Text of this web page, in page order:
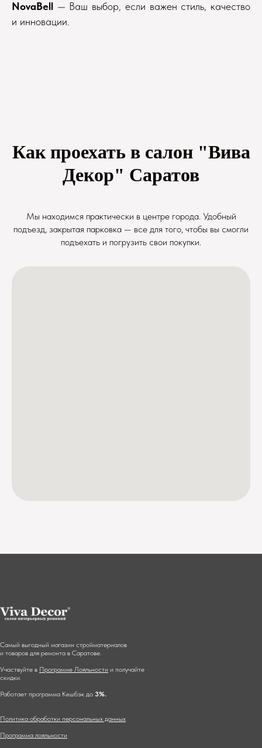
NovaBell — Ваш выбор, если важен стиль, качество
и инновации.
Как проехать в салон "Вива
Декор" Саратов
Мы находимся практически в центре города. Удобный
подъезд, закрытая парковка — все для того, чтобы вы смогли
подъехать и погрузить свои покупки.
Самый выгодный магазин стройматериалов
и товаров для ремонта в Саратове.
Участвуйте в Программе Лояльности и получайте
скидки.
Работает программа Кешбэк до 3%.
Политика обработки персональных данных
Программа лояльности